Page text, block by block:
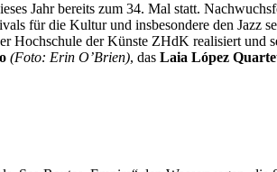
Jahr bereits zum 34. Mal statt.
für die Kultur und insbesondere den
Hochschule der Künste ZHdK realisiert und
(Foto: Erin O’Brien), das Laia López